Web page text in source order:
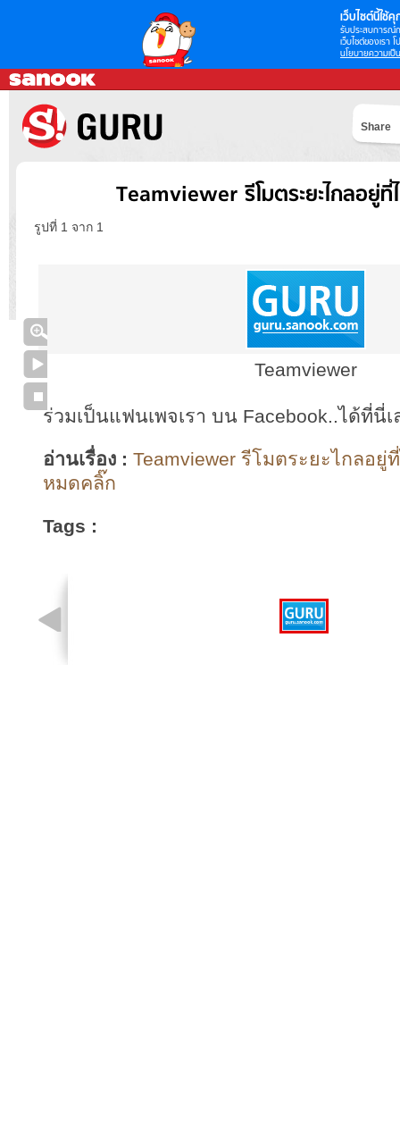
เว็บไซต์นี้ใช้คุ
รับประสบการณ์
เว็บไซต์ของเรา
นโยบายความเป็
Share
Teamviewer รีโมตระยะไกลอยู่ที่
รูปที่ 1 จาก 1
Teamviewer
ร่วมเป็นแฟนเพจเรา บน Facebook..ได้ที่นี่เ
อ่านเรื่อง : Teamviewer รีโมตระยะไกลอ
หมดคลิ๊ก
Tags :